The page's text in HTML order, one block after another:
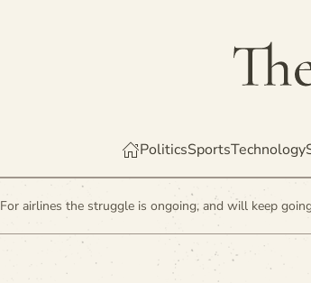
PoliticsSportsTechnology
For airlines the struggle is ongoing, and will keep